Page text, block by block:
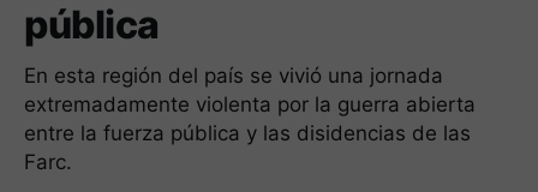
pública
En esta región del país se vivió una jornada
extremadamente violenta por la guerra abierta
entre la fuerza pública y las disidencias de las
Farc.